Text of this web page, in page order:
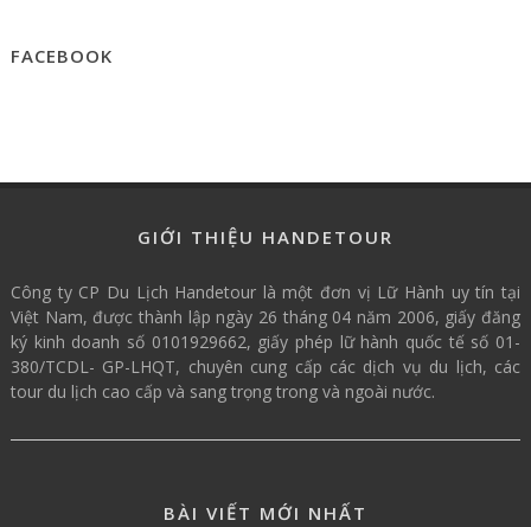
FACEBOOK
GIỚI THIỆU HANDETOUR
Công ty CP Du Lịch Handetour là một đơn vị Lữ Hành uy tín tại
Việt Nam, được thành lập ngày 26 tháng 04 năm 2006, giấy đăng
ký kinh doanh số 0101929662, giấy phép lữ hành quốc tế số 01-
380/TCDL- GP-LHQT, chuyên cung cấp các dịch vụ du lịch, các
tour du lịch cao cấp và sang trọng trong và ngoài nước.
BÀI VIẾT MỚI NHẤT